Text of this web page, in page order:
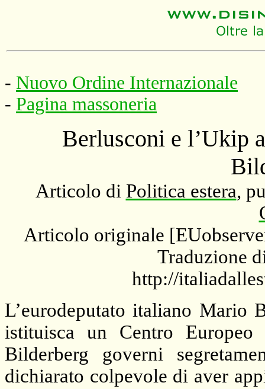
- Nuovo Ordine Internazionale
- Pagina massoneria
Berlusconi e l’Ukip
Articolo di Politica estera,
Articolo originale
Traduzione
http://
L’eurodeputato italiano Mario
istituisca un Centro
Bilderberg governi
dichiarato colpevole di aver